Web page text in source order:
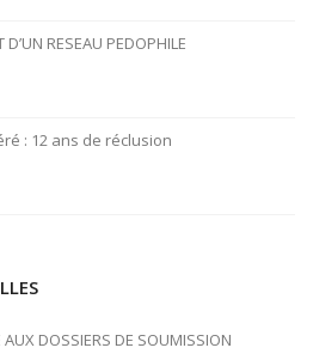
D’UN RESEAU PEDOPHILE
: 12 ans de réclusion
AUX DOSSIERS DE SOUMISSION